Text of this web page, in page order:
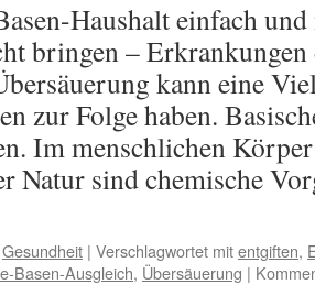
Haushalt einfach
bringen –
kann eine
zur Folge haben.
Im menschlichen
Natur sind chemische
Gesundheit | Verschlagwortet mitentgiften,
Basen-Ausgleich, Übersäuerung |